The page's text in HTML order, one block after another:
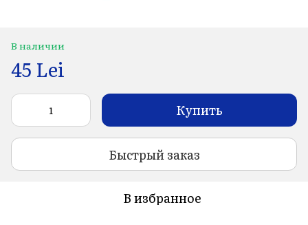
В наличии
45 Lei
Купить
Быстрый заказ
В избранное